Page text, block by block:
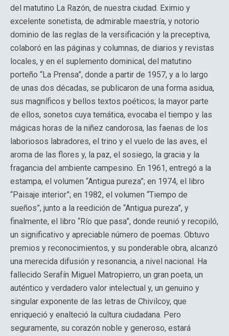
del matutino La Razón, de nuestra ciudad. Eximio y
excelente sonetista, de admirable maestría, y notorio
dominio de las reglas de la versificación y la preceptiva,
colaboró en las páginas y columnas, de diarios y revistas
locales, y en el suplemento dominical, del matutino
porteño “La Prensa”, donde a partir de 1957, y a lo largo
de unas dos décadas, se publicaron de una forma asidua,
sus magníficos y bellos textos poéticos; la mayor parte
de ellos, sonetos cuya temática, evocaba el tiempo y las
mágicas horas de la niñez candorosa, las faenas de los
laboriosos labradores, el trino y el vuelo de las aves, el
aroma de las flores y, la paz, el sosiego, la gracia y la
fragancia del ambiente campesino. En 1961, entregó a la
estampa, el volumen “Antigua pureza”; en 1974, el libro
“Paisaje interior”; en 1982, el volumen “Tiempo de
sueños”, junto a la reedición de “Antigua pureza”, y
finalmente, el libro “Río que pasa”, donde reunió y recopiló,
un significativo y apreciable número de poemas. Obtuvo
premios y reconocimientos, y su ponderable obra, alcanzó
una merecida difusión y resonancia, a nivel nacional. Ha
fallecido Serafín Miguel Matropierro, un gran poeta, un
auténtico y verdadero valor intelectual y, un genuino y
singular exponente de las letras de Chivilcoy, que
enriqueció y enalteció la cultura ciudadana. Pero
seguramente, su corazón noble y generoso, estará